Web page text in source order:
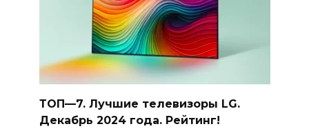
ТОП—7. Лучшие телевизоры LG.
Декабрь 2024 года. Рейтинг!